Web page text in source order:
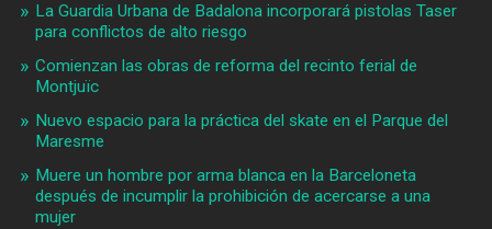
La Guardia Urbana de Badalona incorporará pistolas Taser
para conflictos de alto riesgo
Comienzan las obras de reforma del recinto ferial de
Montjuïc
Nuevo espacio para la práctica del skate en el Parque del
Maresme
Muere un hombre por arma blanca en la Barceloneta
después de incumplir la prohibición de acercarse a una
mujer